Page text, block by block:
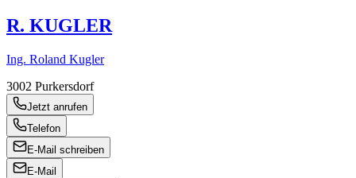
R. KUGLER
Ing. Roland Kugler
3002 Purkersdorf
Jetzt anrufen
Telefon
E-Mail schreiben
E-Mail